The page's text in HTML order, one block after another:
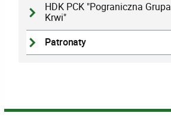
HDK PCK "Pograniczna Grupa
Krwi"
Patronaty